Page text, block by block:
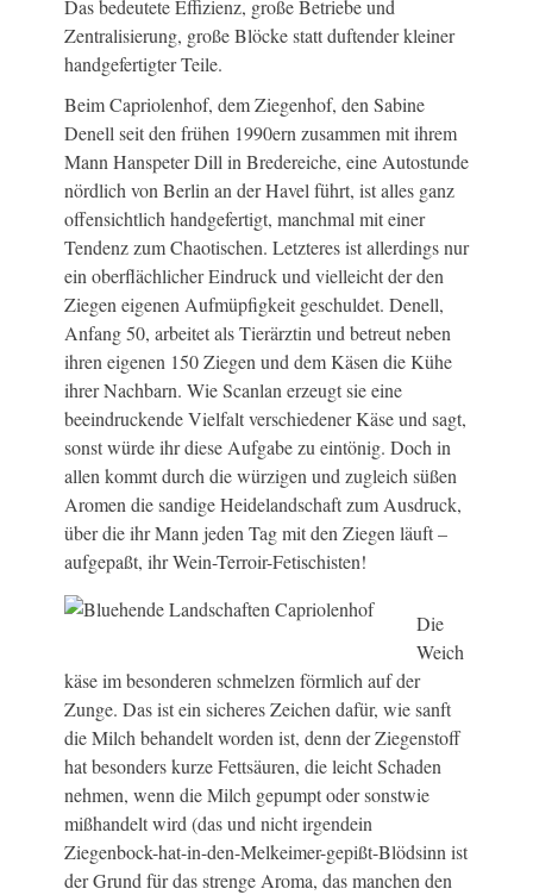
Das bedeutete Effizienz, große Betriebe und
Zentralisierung, große Blöcke statt duftender kleiner
handgefertigter Teile.
Beim Capriolenhof, dem Ziegenhof, den Sabine
Denell seit den frühen 1990ern zusammen mit ihrem
Mann Hanspeter Dill in Bredereiche, eine Autostunde
nördlich von Berlin an der Havel führt, ist alles ganz
offensichtlich handgefertigt, manchmal mit einer
Tendenz zum Chaotischen. Letzteres ist allerdings nur
ein oberflächlicher Eindruck und vielleicht der den
Ziegen eigenen Aufmüpfigkeit geschuldet. Denell,
Anfang 50, arbeitet als Tierärztin und betreut neben
ihren eigenen 150 Ziegen und dem Käsen die Kühe
ihrer Nachbarn. Wie Scanlan erzeugt sie eine
beeindruckende Vielfalt verschiedener Käse und sagt,
sonst würde ihr diese Aufgabe zu eintönig. Doch in
allen kommt durch die würzigen und zugleich süßen
Aromen die sandige Heidelandschaft zum Ausdruck,
über die ihr Mann jeden Tag mit den Ziegen läuft –
aufgepaßt, ihr Wein-Terroir-Fetischisten!
Die
Weich
käse im besonderen schmelzen förmlich auf der
Zunge. Das ist ein sicheres Zeichen dafür, wie sanft
die Milch behandelt worden ist, denn der Ziegenstoff
hat besonders kurze Fettsäuren, die leicht Schaden
nehmen, wenn die Milch gepumpt oder sonstwie
mißhandelt wird (das und nicht irgendein
Ziegenbock-hat-in-den-Melkeimer-gepißt-Blödsinn ist
der Grund für das strenge Aroma, das manchen den